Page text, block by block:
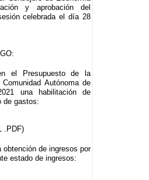
y aprobación del
celebrada el día 28
el Presupuesto de la
Autónoma de
una habilitación de
de gastos:
.PDF)
obtención de ingresos por
estado de ingresos: